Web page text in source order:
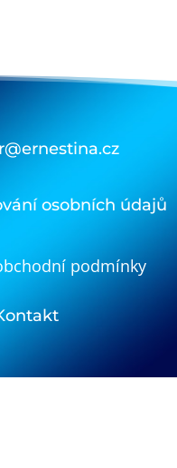
osobních údajů
podmínky